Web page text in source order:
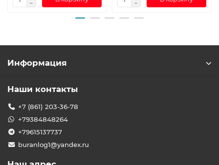
Информация
Наши контакты
+7 (861) 203-36-78
+79384848264
+79615137737
buranlog1@yandex.ru